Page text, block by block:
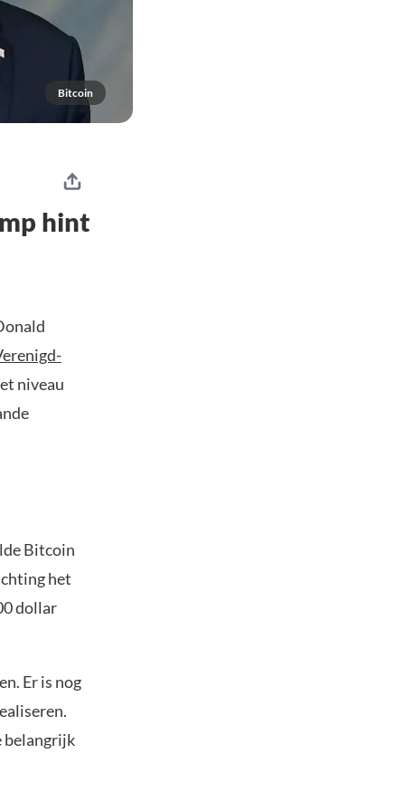
Bitcoin
hint
niveau
Bitcoin
het
dollar
Er is nog
belangrijk